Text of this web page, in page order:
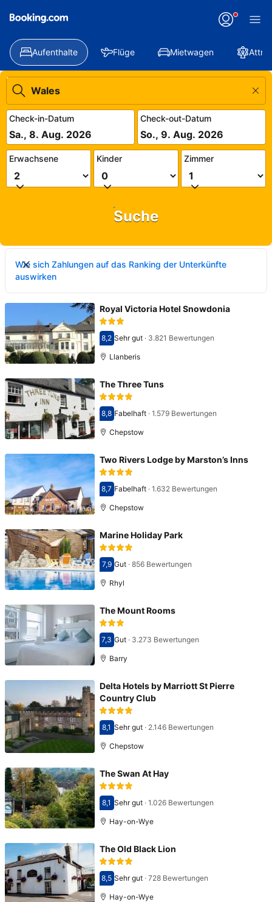
Aufenthalte Flüge Mietwagen
Check-in-Datum
Sa., 8. Aug. 2026
Check-out-Datum
So., 9. Aug. 2026
Erwachsene Kinder Zimmer
Suche
Wie sich Zahlungen auf das Ranking der Unterkünfte
auswirken
Royal Victoria Hotel Snowdonia
Bewertet mit 8,2
8,2 Sehr gut· 3.821 Bewertungen
Llanberis
The Three Tuns
Bewertet mit 8,8
8,8 Fabelhaft· 1.579 Bewertungen
Chepstow
Two Rivers Lodge by Marston’s Inns
Bewertet mit 8,7
8,7 Fabelhaft· 1.632 Bewertungen
Chepstow
Marine Holiday Park
Bewertet mit 7,9
7,9 Gut· 856 Bewertungen
Rhyl
The Mount Rooms
Bewertet mit 7,3
7,3 Gut· 3.273 Bewertungen
Barry
Delta Hotels by Marriott St Pierre
Country Club
Bewertet mit 8,1
8,1 Sehr gut· 2.146 Bewertungen
Chepstow
The Swan At Hay
Bewertet mit 8,1
8,1 Sehr gut· 1.026 Bewertungen
Hay-on-Wye
The Old Black Lion
Bewertet mit 8,5
8,5 Sehr gut· 728 Bewertungen
Hay-on-Wye